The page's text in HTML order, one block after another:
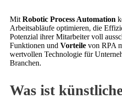
Mit Robotic Process Automation
Arbeitsabläufe optimieren, die
Potenzial ihrer Mitarbeiter voll
Funktionen und Vorteile von RPA
wertvollen Technologie für
Branchen.
Was ist